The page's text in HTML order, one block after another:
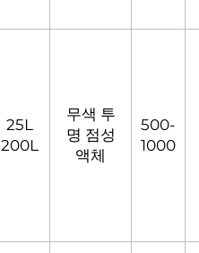
25L
200L
무색 투
명 점성
액체
500-
1000